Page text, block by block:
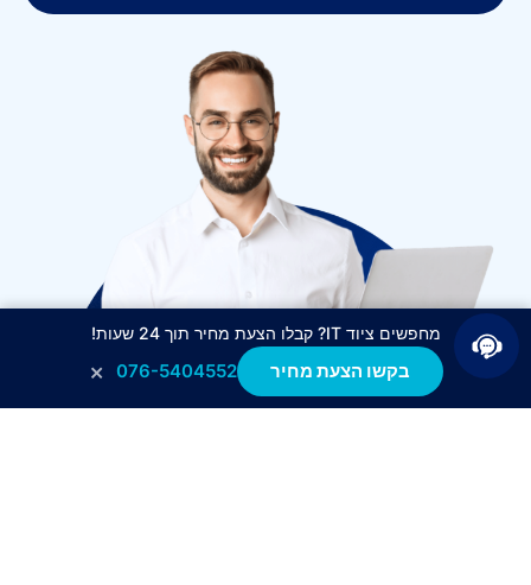
מחפשים ציוד IT? קבלו הצעת מחיר תוך 24 שעות!
בקשו הצעת מחיר 076-5404552
×